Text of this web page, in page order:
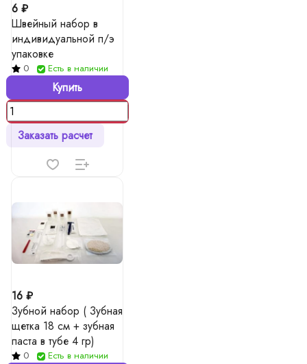
6 ₽
Швейный набор в
индивидуальной п/э
упаковке
0 Есть в наличии
Купить
Заказать расчет
16 ₽
Зубной набор ( Зубная
щетка 18 см + зубная
паста в тубе 4 гр)
0 Есть в наличии